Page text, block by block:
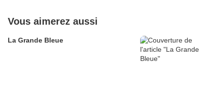
Vous aimerez aussi
La Grande Bleue